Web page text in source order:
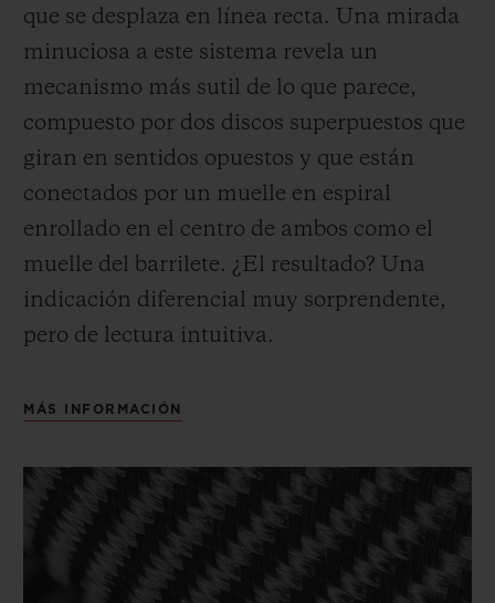
que se desplaza en línea recta. Una mirada
minuciosa a este sistema revela un
mecanismo más sutil de lo que parece,
compuesto por dos discos superpuestos que
giran en sentidos opuestos y que están
conectados por un muelle en espiral
enrollado en el centro de ambos como el
muelle del barrilete. ¿El resultado? Una
indicación diferencial muy sorprendente,
pero de lectura intuitiva.
MÁS INFORMACIÓN